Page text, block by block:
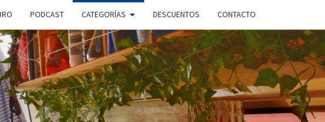
PODCAST CATEGORÍAS DESCUENTOS CONTACTO